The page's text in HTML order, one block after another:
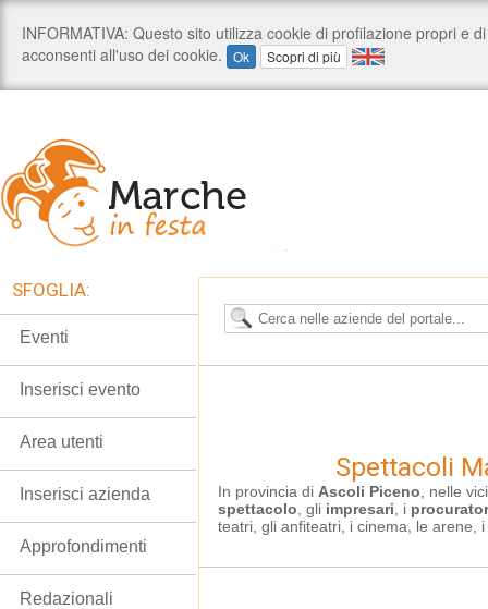
Spettacoli
In provincia di Ascoli Piceno , nelle
spettacolo , gli impresari , i
teatri, gli anfiteatri, i cinema, le arene,
SFOGLIA:
Eventi
Inserisci evento
Area utenti
Inserisci azienda
Approfondimenti
Redazionali